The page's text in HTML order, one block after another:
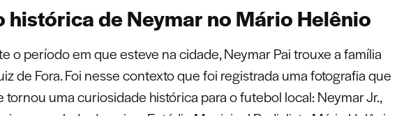
histórica de Neymar no Mário Helênio
o período em que esteve na cidade, Neymar Pai trouxe a família
de Fora. Foi nesse contexto que foi registrada uma fotografia que
tornou uma curiosidade histórica para o futebol local: Neymar Jr.,